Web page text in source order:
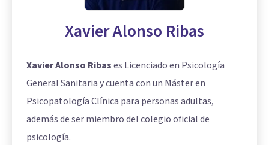
Xavier Alonso Ribas
Xavier Alonso Ribases Licenciado en Psicología
General Sanitaria y cuenta con un Máster en
Psicopatología Clínica para personas adultas,
además de ser miembro del colegio oficial de
psicología.